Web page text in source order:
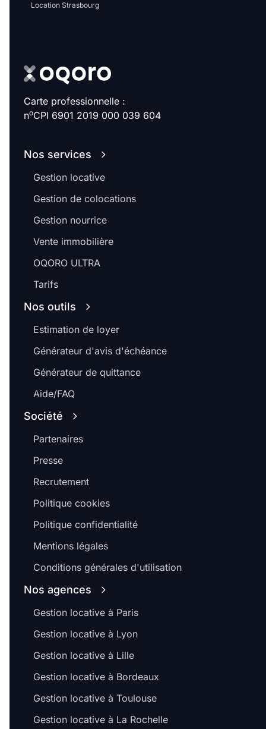
Location Strasbourg
Carte professionnelle :
noCPI 6901 2019 000 039 604
Nos services
Gestion locative
Gestion de colocations
Gestion nourrice
Vente immobilière
OQORO ULTRA
Tarifs
Nos outils
Estimation de loyer
Générateur d'avis d'échéance
Générateur de quittance
Aide/FAQ
Société
Partenaires
Presse
Recrutement
Politique cookies
Politique confidentialité
Mentions légales
Conditions générales d'utilisation
Nos agences
Gestion locative à Paris
Gestion locative à Lyon
Gestion locative à Lille
Gestion locative à Bordeaux
Gestion locative à Toulouse
Gestion locative à La Rochelle